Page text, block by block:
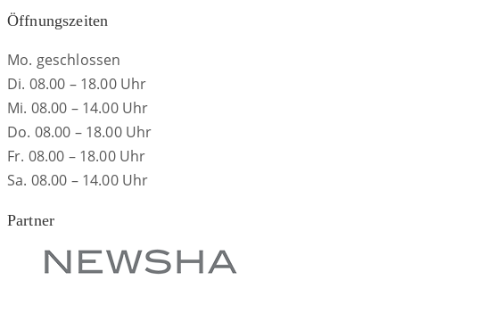
Öffnungszeiten
Mo. geschlossen
Di. 08.00 – 18.00 Uhr
Mi. 08.00 – 14.00 Uhr
Do. 08.00 – 18.00 Uhr
Fr. 08.00 – 18.00 Uhr
Sa. 08.00 – 14.00 Uhr
Partner